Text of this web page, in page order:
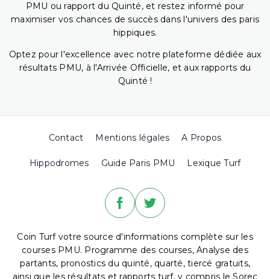
PMU ou rapport du Quinté, et restez informé pour
maximiser vos chances de succès dans l'univers des paris
hippiques.
Optez pour l'excellence avec notre plateforme dédiée aux
résultats PMU, à l'Arrivée Officielle, et aux rapports du
Quinté !
Contact Mentions légales A Propos
Hippodromes Guide Paris PMU Lexique Turf
Coin Turf votre source d'informations complète sur les
courses PMU. Programme des courses, Analyse des
partants, pronostics du quinté, quarté, tiercé gratuits,